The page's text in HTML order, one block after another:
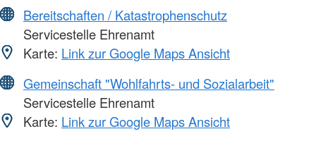
Bereitschaften / Katastrophenschutz
Servicestelle Ehrenamt
Karte: Link zur Google Maps Ansicht
Gemeinschaft "Wohlfahrts- und Sozialarbeit"
Servicestelle Ehrenamt
Karte: Link zur Google Maps Ansicht